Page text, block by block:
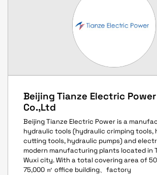
Beijing Tianze Electric
Co.,Ltd
Beijing Tianze Electric Power is a
hydraulic tools (hydraulic crimping tools,
cutting tools, hydraulic pumps) and
modern manufacturing plants located in
Wuxi city. With a total covering area of
75,000 ㎡ office building、factory